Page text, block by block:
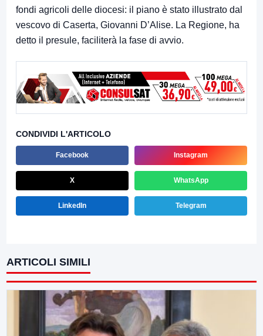
fondi agricoli delle diocesi: il piano è stato illustrato dal
vescovo di Caserta, Giovanni D’Alise. La Regione, ha
detto il presule, faciliterà la fase di avvio.
CONDIVIDI L'ARTICOLO
Facebook Instagram
X WhatsApp
LinkedIn Telegram
ARTICOLI SIMILI